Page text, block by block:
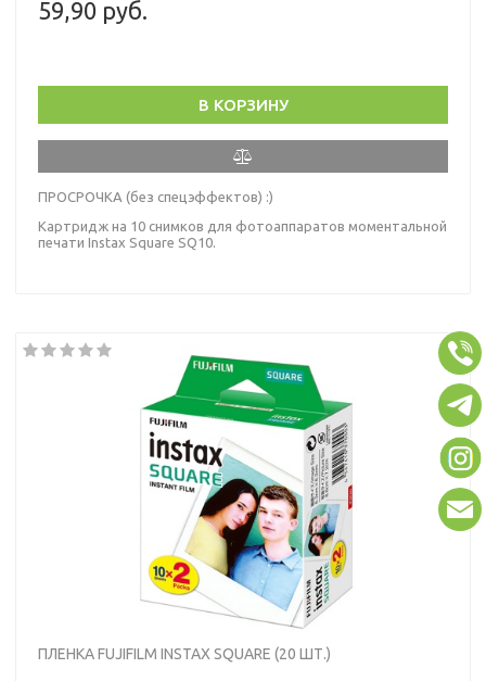
59,90 руб.
В КОРЗИНУ
ПРОСРОЧКА (без спецэффектов) :)
Картридж на 10 снимков для фотоаппаратов моментальной
печати Instax Square SQ10.
ПЛЕНКА FUJIFILM INSTAX SQUARE (20 ШТ.)